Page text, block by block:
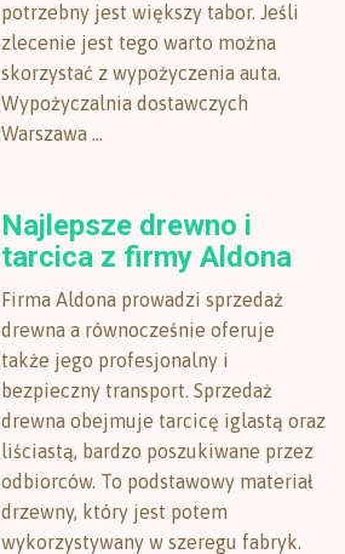
potrzebny jest większy tabor. Jeśli
zlecenie jest tego warto można
skorzystać z wypożyczenia auta.
Wypożyczalnia dostawczych
Warszawa ...
Najlepsze drewno i
tarcica z firmy Aldona
Firma Aldona prowadzi sprzedaż
drewna a równocześnie oferuje
także jego profesjonalny i
bezpieczny transport. Sprzedaż
drewna obejmuje tarcicę iglastą oraz
liściastą, bardzo poszukiwane przez
odbiorców. To podstawowy materiał
drzewny, który jest potem
wykorzystywany w szeregu fabryk.